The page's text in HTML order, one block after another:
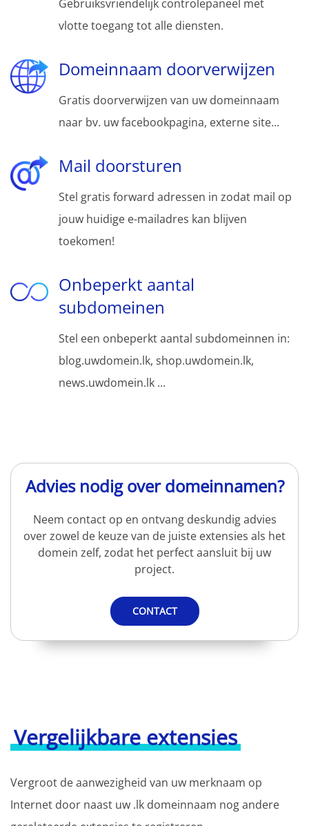
Gebruiksvriendelijk controlepaneel met
vlotte toegang tot alle diensten.
Domeinnaam doorverwijzen
Gratis doorverwijzen van uw domeinnaam
naar bv. uw facebookpagina, externe site...
Mail doorsturen
Stel gratis forward adressen in zodat mail op
jouw huidige e-mailadres kan blijven
toekomen!
Onbeperkt aantal
subdomeinen
Stel een onbeperkt aantal subdomeinnen in:
blog.uwdomein.lk, shop.uwdomein.lk,
news.uwdomein.lk ...
Advies nodig over domeinnamen?
Neem contact op en ontvang deskundig advies
over zowel de keuze van de juiste extensies als het
domein zelf, zodat het perfect aansluit bij uw
project.
CONTACT
Vergelijkbare extensies
Vergroot de aanwezigheid van uw merknaam op
Internet door naast uw .lk domeinnaam nog andere